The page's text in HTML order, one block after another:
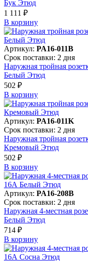
Бук Этюд
1 111 ₽
В корзинy
Артикул: PA16-011B
Срок поставки: 2 дня
Наружная тройная
Белый Этюд
502 ₽
В корзинy
Артикул: PA16-011K
Срок поставки: 2 дня
Наружная тройная
Кремовый Этюд
502 ₽
В корзинy
Артикул: PA16-208B
Срок поставки: 2 дня
Наружная 4-местная
Белый Этюд
714 ₽
В корзинy